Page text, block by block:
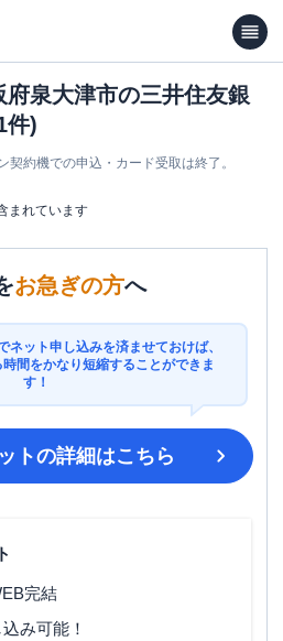
泉大津市の三井住友銀
件)
約機での申込・カード受取は終了。
まれています
お急ぎの方へ
ネット申し込みを済ませておけば、
間をかなり短縮することができま
す！
トの詳細はこちら
完結
み可能！